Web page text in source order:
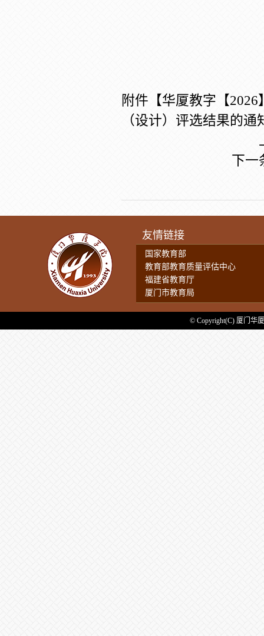
附件【华厦教字【
（设计）评选结果的通
下一
友情链接
国家教育部
教育部教育质量评估中心
福建省教育厅
厦门市教育局
© Copyright(C) 厦门华